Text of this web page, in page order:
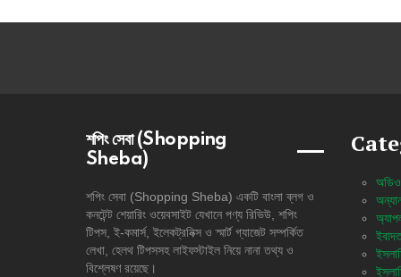
শপিং সেবা (Shopping
Sheba)
শপিং সেবা (Shopping Sheba) একটি বাংলা ব্লগ ও
কনটেন্ট শেয়ারিং ওয়েবসাইট যেখানে পণ্য রিভিউ, শপিং
টিপস, ই-কমার্স, ইলেকট্রনিক্স ও স্মার্ট গ্যাজেট সম্পর্কিত
লেখা, হেলথ টিপসসহ লাইফস্টাইল নিয়ে নানা তথ্য ও
বিশ্লেষণ রয়েছে।
অডিও